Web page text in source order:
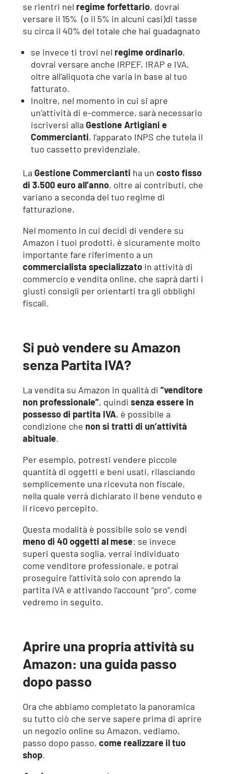
se rientri nel regime forfettario, dovrai
versare il 15% (o il 5% in alcuni casi)di tasse
su circa il 40% del totale che hai guadagnato
se invece ti trovi nel regime ordinario,
dovrai versare anche IRPEF, IRAP e IVA,
oltre all’aliquota che varia in base al tuo
fatturato.
Inoltre, nel momento in cui si apre
un’attività di e-commerce, sarà necessario
iscriversi alla Gestione Artigiani e
Commercianti, l’apparato INPS che tutela il
tuo cassetto previdenziale.
La Gestione Commercianti ha un costo fisso
di 3.500 euro all’anno, oltre ai contributi, che
variano a seconda del tuo regime di
fatturazione.
Nel momento in cui decidi di vendere su
Amazon i tuoi prodotti, è sicuramente molto
importante fare riferimento a un
commercialista specializzato in attività di
commercio e vendita online, che saprà darti i
giusti consigli per orientarti tra gli obblighi
fiscali.
Si può vendere su Amazon
senza Partita IVA?
La vendita su Amazon in qualità di “venditore
non professionale”, quindi senza essere in
possesso di partita IVA, è possibile a
condizione che non si tratti di un’attività
abituale.
Per esempio, potresti vendere piccole
quantità di oggetti e beni usati, rilasciando
semplicemente una ricevuta non fiscale,
nella quale verrà dichiarato il bene venduto e
il ricevo percepito.
Questa modalità è possibile solo se vendi
meno di 40 oggetti al mese: se invece
superi questa soglia, verrai individuato
come venditore professionale, e potrai
proseguire l’attività solo con aprendo la
partita IVA e attivando l’account “pro”, come
vedremo in seguito.
Aprire una propria attività su
Amazon: una guida passo
dopo passo
Ora che abbiamo completato la panoramica
su tutto ciò che serve sapere prima di aprire
un negozio online su Amazon, vediamo,
passo dopo passo, come realizzare il tuo
shop.